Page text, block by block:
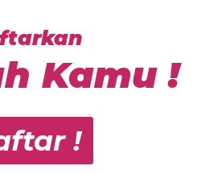
Kamu !
!